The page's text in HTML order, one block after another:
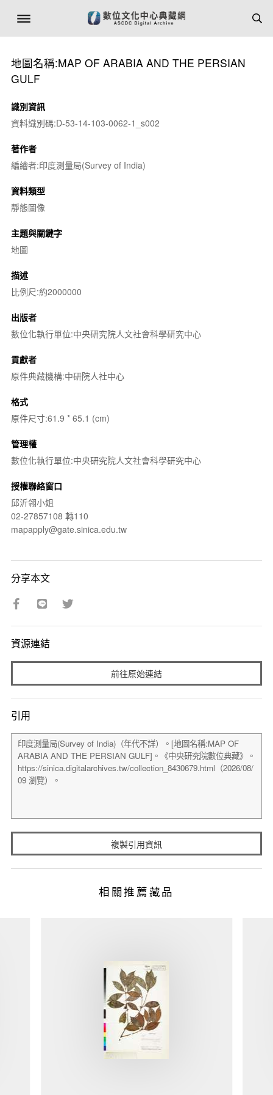
地圖名稱:MAP OF ARABIA AND THE PERSIAN
GULF
識別資訊
資料識別碼:D-53-14-103-0062-1_s002
著作者
編繪者:印度測量局(Survey of India)
資料類型
靜態圖像
主題與關鍵字
地圖
描述
比例尺:約2000000
出版者
數位化執行單位:中央研究院人文社會科學研究中心
貢獻者
原件典藏機構:中研院人社中心
格式
原件尺寸:61.9 * 65.1 (cm)
管理權
數位化執行單位:中央研究院人文社會科學研究中心
授權聯絡窗口
邱沂翎小姐
02-27857108 轉110
mapapply@gate.sinica.edu.tw
分享本文
資源連結
前往原始連結
引用
複製引用資訊
相關推薦藏品